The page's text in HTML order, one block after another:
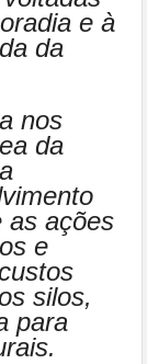
e à
da
nos
da
as ações
e
silos,
para